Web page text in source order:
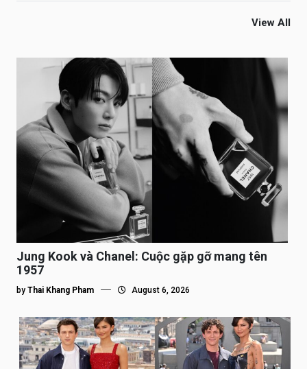
View All
Jung Kook và Chanel: Cuộc gặp gỡ mang tên
1957
by Thai Khang Pham August 6, 2026